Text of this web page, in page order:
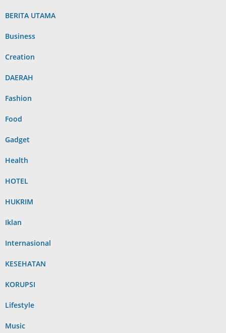
BERITA UTAMA
Business
Creation
DAERAH
Fashion
Food
Gadget
Health
HOTEL
HUKRIM
Iklan
Internasional
KESEHATAN
KORUPSI
Lifestyle
Music